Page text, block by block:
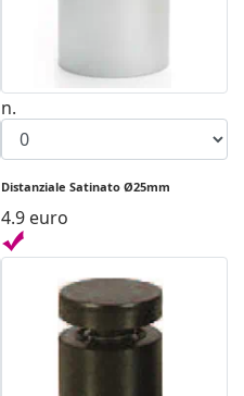
n.
Distanziale Satinato Ø25mm
4.9 euro